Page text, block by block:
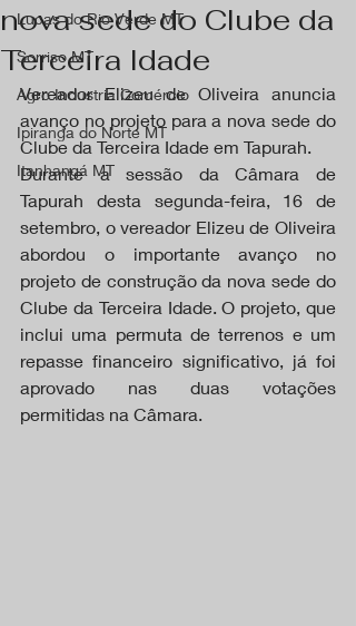
Lucas do Rio Verde MT
Sorriso MT
Agro Industria Comércio
Ipiranga do Norte MT
Itanhangá MT
nova sede do Clube da
Terceira Idade
Vereador Elizeu de Oliveira anuncia
avanço no projeto para a nova sede do
Clube da Terceira Idade em Tapurah.
Durante a sessão da Câmara de
Tapurah desta segunda-feira, 16 de
setembro, o vereador Elizeu de Oliveira
abordou o importante avanço no
projeto de construção da nova sede do
Clube da Terceira Idade. O projeto, que
inclui uma permuta de terrenos e um
repasse financeiro significativo, já foi
aprovado nas duas votações
permitidas na Câmara.